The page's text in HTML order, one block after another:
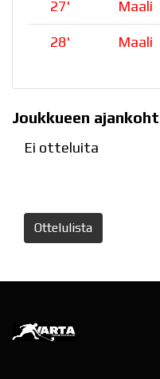
27' Maali
28' Maali
Joukkueen
Ei otteluita
Ottelulista